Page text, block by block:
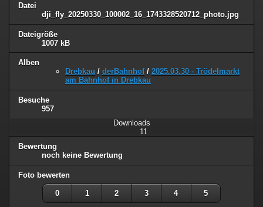
Datei
dji_fly_20250330_100002_16_1743328520712_photo.jpg
Dateigröße
1007 kB
Alben
Drebkau / derBahnhof/ 2025.03.30 - Trödelmarkt
am Bahnhof in Drebkau
Besuche
957
Downloads
11
Bewertung
noch keine Bewertung
Foto bewerten
0 1 2 3 4 5